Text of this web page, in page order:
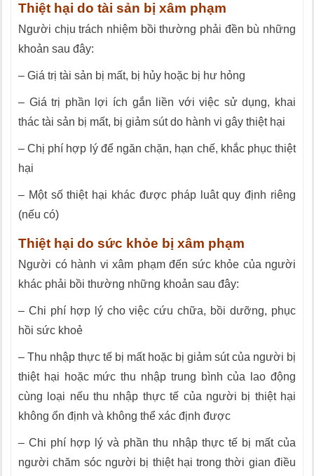
Thiệt hại do tài sản bị xâm phạm
Người chịu trách nhiệm bồi thường phải đền bù những
khoản sau đây:
– Giá trị tài sản bị mất, bị hủy hoặc bị hư hỏng
– Giá trị phần lợi ích gắn liền với việc sử dụng, khai
thác tài sản bị mất, bị giảm sút do hành vi gây thiệt hại
– Chị phí hợp lý để ngăn chặn, hạn chế, khắc phục thiệt
hại
– Một số thiệt hại khác được pháp luât quy định riêng
(nếu có)
Thiệt hại do sức khỏe bị xâm phạm
Người có hành vi xâm phạm đến sức khỏe của người
khác phải bồi thường những khoản sau đây:
– Chi phí hợp lý cho việc cứu chữa, bồi dưỡng, phục
hồi sức khoẻ
– Thu nhập thực tế bị mất hoặc bị giảm sút của người bị
thiệt hại hoặc mức thu nhập trung bình của lao động
cùng loại nếu thu nhập thực tế của người bị thiệt hại
không ổn định và không thể xác định được
– Chi phí hợp lý và phần thu nhập thực tế bị mất của
người chăm sóc người bị thiệt hại trong thời gian điều